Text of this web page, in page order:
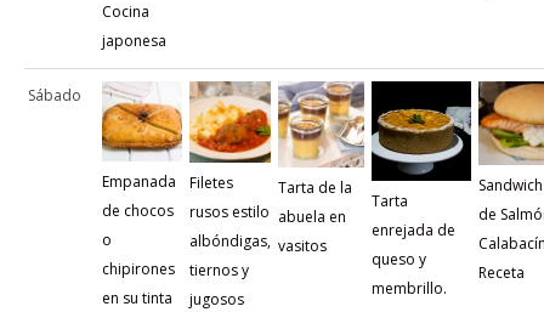
Cocina
japonesa
Sábado
Empanada
de chocos
o
chipirones
en su tinta
Filetes
rusos estilo
albóndigas,
tiernos y
jugosos
Tarta de la
abuela en
vasitos
Tarta
enrejada de
queso y
membrillo.
Sandwich
de
Receta